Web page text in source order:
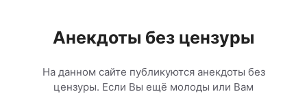
содержимомуАнекдоты без цензуры
На данном сайте публикуются анекдоты без
цензуры. Если Вы ещё молоды или Вам